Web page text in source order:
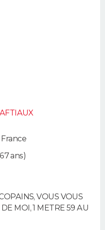
France
ans)
VOUS VOUS
MOI, 1 METRE 59 AU